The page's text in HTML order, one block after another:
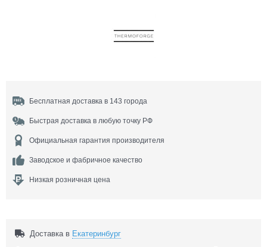
Бесплатная доставка в 143 города
Быстрая доставка в любую точку РФ
Официальная гарантия производителя
Заводское и фабричное качество
Низкая розничная цена
Доставка в Екатеринбург